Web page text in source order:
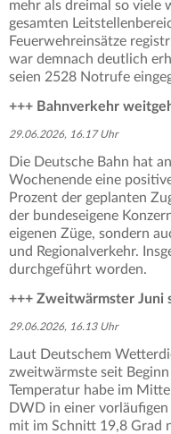
mehr als dreimal so viele
gesamten
Feuerwehreinsätze
war demnach deutlich
seien 2528 Notrufe
+++ Bahnverkehr
29.06.2026, 16.17 Uhr
Die Deutsche Bahn hat
Wochenende eine
Prozent der geplanten
der bundeseigene
eigenen Züge, sondern
und Regionalverkehr.
durchgeführt worden.
+++ Zweitwärmster Juni
29.06.2026, 16.13 Uhr
Laut Deutschem
zweitwärmste seit
Temperatur habe im
DWD in einer
mit im Schnitt 19,8 Grad